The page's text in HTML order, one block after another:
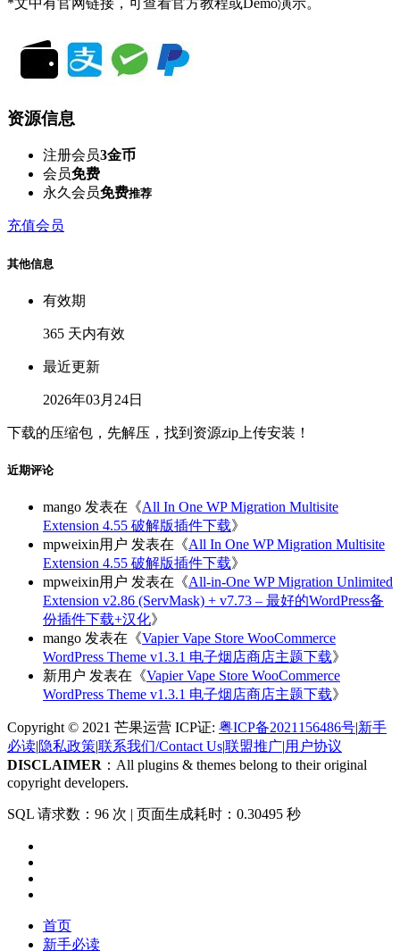
*文中有官网链接，可查看官方教程或Demo演示。
资源信息
注册会员3金币
会员免费
永久会员免费推荐
充值会员
其他信息
有效期
365 天内有效
最近更新
2026年03月24日
下载的压缩包，先解压，找到资源zip上传安装！
近期评论
mango 发表在《All In One WP Migration Multisite
Extension 4.55 破解版插件下载》
mpweixin用户 发表在《All In One WP Migration Multisite
Extension 4.55 破解版插件下载》
mpweixin用户 发表在《All-in-One WP Migration Unlimited
Extension v2.86 (ServMask) + v7.73 – 最好的WordPress备
份插件下载+汉化》
mango 发表在《Vapier Vape Store WooCommerce
WordPress Theme v1.3.1 电子烟店商店主题下载》
新用户 发表在《Vapier Vape Store WooCommerce
WordPress Theme v1.3.1 电子烟店商店主题下载》
Copyright © 2021 芒果运营 ICP证: 粤ICP备2021156486号|新手
必读|隐私政策|联系我们/Contact Us|联盟推广|用户协议
DISCLAIMER ：All plugins & themes belong to their original
copyright developers.
SQL 请求数：96 次 | 页面生成耗时：0.30495 秒
首页
新手必读